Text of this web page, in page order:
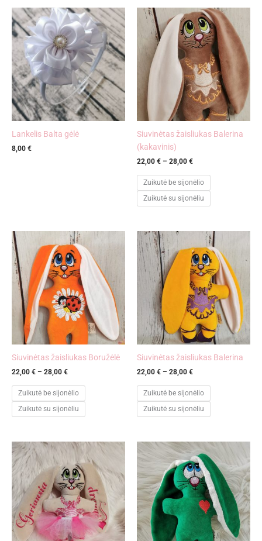
Lankelis Balta gėlė
8,00 €
Siuvinėtas žaisliukas Balerina
(kakavinis)
22,00 € – 28,00 €
Price
range:
22,00 €
through
28,00 €
Zuikutė be sijonėlio
Zuikutė su sijonėliu
Siuvinėtas žaisliukas Boružėlė
22,00 € – 28,00 €
Price
range:
22,00 €
through
28,00 €
Zuikutė be sijonėlio
Zuikutė su sijonėliu
Siuvinėtas žaisliukas Balerina
22,00 € – 28,00 €
Price
range:
22,00 €
through
28,00 €
Zuikutė be sijonėlio
Zuikutė su sijonėliu